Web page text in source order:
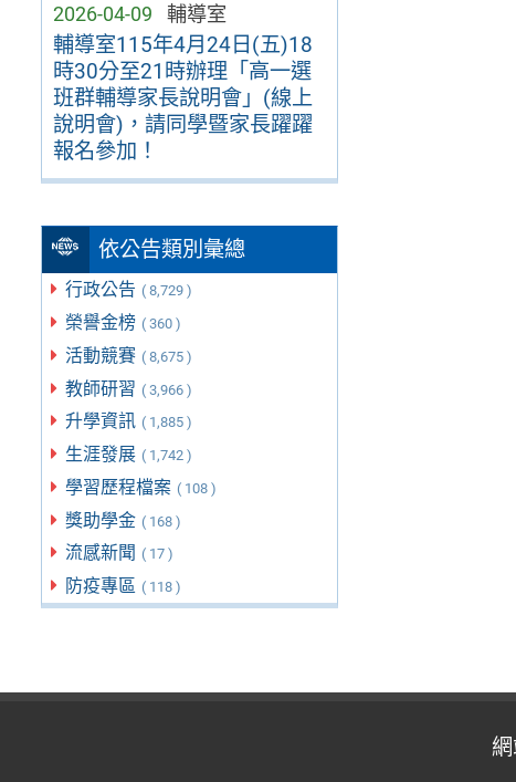
2026-04-09 輔導室
輔導室115年4月24日(五)18
時30分至21時辦理「高一選
班群輔導家長說明會」(線上
說明會)，請同學暨家長躍躍
報名參加！
依公告類別彙總
行政公告 ( 8,729 )
榮譽金榜 ( 360 )
活動競賽 ( 8,675 )
教師研習 ( 3,966 )
升學資訊 ( 1,885 )
生涯發展 ( 1,742 )
學習歷程檔案 ( 108 )
獎助學金 ( 168 )
流感新聞 ( 17 )
防疫專區 ( 118 )